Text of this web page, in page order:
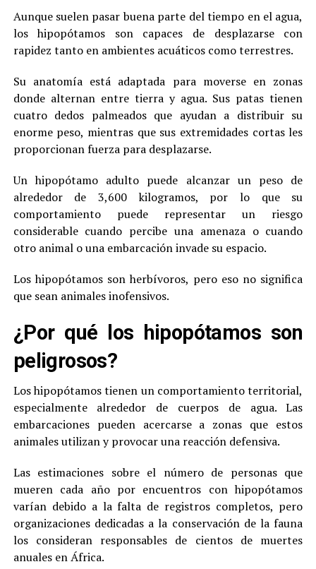
Aunque suelen pasar buena parte del tiempo en el agua,
los hipopótamos son capaces de desplazarse con
rapidez tanto en ambientes acuáticos como terrestres.
Su anatomía está adaptada para moverse en zonas
donde alternan entre tierra y agua. Sus patas tienen
cuatro dedos palmeados que ayudan a distribuir su
enorme peso, mientras que sus extremidades cortas les
proporcionan fuerza para desplazarse.
Un hipopótamo adulto puede alcanzar un peso de
alrededor de 3,600 kilogramos, por lo que su
comportamiento puede representar un riesgo
considerable cuando percibe una amenaza o cuando
otro animal o una embarcación invade su espacio.
Los hipopótamos son herbívoros, pero eso no significa
que sean animales inofensivos.
¿Por qué los hipopótamos son
peligrosos?
Los hipopótamos tienen un comportamiento territorial,
especialmente alrededor de cuerpos de agua. Las
embarcaciones pueden acercarse a zonas que estos
animales utilizan y provocar una reacción defensiva.
Las estimaciones sobre el número de personas que
mueren cada año por encuentros con hipopótamos
varían debido a la falta de registros completos, pero
organizaciones dedicadas a la conservación de la fauna
los consideran responsables de cientos de muertes
anuales en África.